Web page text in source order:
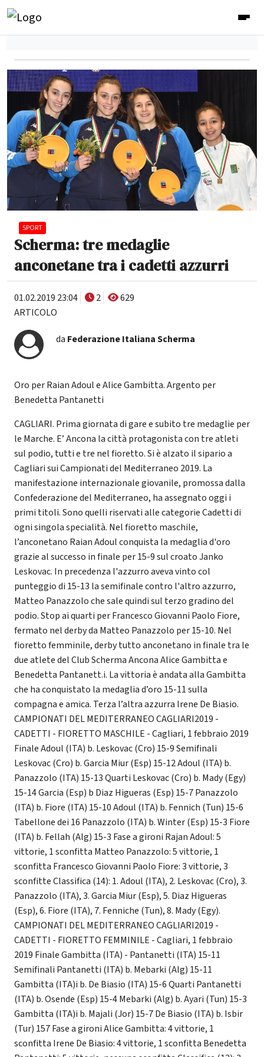
SPORT
Scherma: tre medaglie
anconetane tra i cadetti azzurri
01.02.2019 23:04 2
629
ARTICOLO
da Federazione Italiana Scherma
Oro per Raian Adoul e Alice Gambitta. Argento per
Benedetta Pantanetti
CAGLIARI. Prima giornata di gare e subito tre medaglie per
le Marche. E’ Ancona la città protagonista con tre atleti
sul podio, tutti e tre nel fioretto. Si è alzato il sipario a
Cagliari sui Campionati del Mediterraneo 2019. La
manifestazione internazionale giovanile, promossa dalla
Confederazione del Mediterraneo, ha assegnato oggi i
primi titoli. Sono quelli riservati alle categorie Cadetti di
ogni singola specialità. Nel fioretto maschile,
l’anconetano Raian Adoul conquista la medaglia d'oro
grazie al successo in finale per 15-9 sul croato Janko
Leskovac. In precedenza l'azzurro aveva vinto col
punteggio di 15-13 la semifinale contro l'altro azzurro,
Matteo Panazzolo che sale quindi sul terzo gradino del
podio. Stop ai quarti per Francesco Giovanni Paolo Fiore,
fermato nel derby da Matteo Panazzolo per 15-10. Nel
fioretto femminile, derby tutto anconetano in finale tra le
due atlete del Club Scherma Ancona Alice Gambitta e
Benedetta Pantanett.i. La vittoria è andata alla Gambitta
che ha conquistato la medaglia d’oro 15-11 sulla
compagna e amica. Terza l’altra azzurra Irene De Biasio.
CAMPIONATI DEL MEDITERRANEO CAGLIARI2019 -
CADETTI - FIORETTO MASCHILE - Cagliari, 1 febbraio 2019
Finale Adoul (ITA) b. Leskovac (Cro) 15-9 Semifinali
Leskovac (Cro) b. Garcia Miur (Esp) 15-12 Adoul (ITA) b.
Panazzolo (ITA) 15-13 Quarti Leskovac (Cro) b. Mady (Egy)
15-14 Garcia (Esp) b Diaz Higueras (Esp) 15-7 Panazzolo
(ITA) b. Fiore (ITA) 15-10 Adoul (ITA) b. Fennich (Tun) 15-6
Tabellone dei 16 Panazzolo (ITA) b. Winter (Esp) 15-3 Fiore
(ITA) b. Fellah (Alg) 15-3 Fase a gironi Rajan Adoul: 5
vittorie, 1 sconfitta Matteo Panazzolo: 5 vittorie, 1
sconfitta Francesco Giovanni Paolo Fiore: 3 vittorie, 3
sconfitte Classifica (14): 1. Adoul (ITA), 2. Leskovac (Cro), 3.
Panazzolo (ITA), 3. Garcia Miur (Esp), 5. Diaz Higueras
(Esp), 6. Fiore (ITA), 7. Fenniche (Tun), 8. Mady (Egy).
CAMPIONATI DEL MEDITERRANEO CAGLIARI2019 -
CADETTI - FIORETTO FEMMINILE - Cagliari, 1 febbraio
2019 Finale Gambitta (ITA) - Pantanetti (ITA) 15-11
Semifinali Pantanetti (ITA) b. Mebarki (Alg) 15-11
Gambitta (ITA)i b. De Biasio (ITA) 15-6 Quarti Pantanetti
(ITA) b. Osende (Esp) 15-4 Mebarki (Alg) b. Ayari (Tun) 15-3
Gambitta (ITA)i b. Majali (Jor) 15-7 De Biasio (ITA) b. Isbir
(Tur) 157 Fase a gironi Alice Gambitta: 4 vittorie, 1
sconfitta Irene De Biasio: 4 vittorie, 1 sconfitta Benedetta